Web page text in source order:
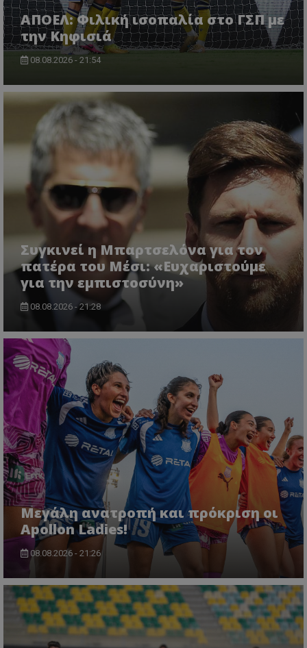
ΑΠΟΕΛ: Φιλική ισοπαλία στο ΓΣΠ με
την Κηφισιά
08.08.2026 - 21:54
Συγκινεί η Μπαρτσελόνα για τον
πατέρα του Μέσι: «Ευχαριστούμε
για την εμπιστοσύνη»
08.08.2026 - 21:28
Μεγάλη ανατροπή και πρόκριση οι
Apollon Ladies!
08.08.2026 - 21:26